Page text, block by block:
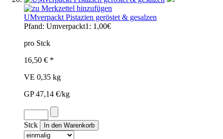
UMverpackt Pistazien geröstet & gesalzen
Pfand: Umverpackt1: 1,00€
pro Stck
16,50 € *
VE 0,35 kg
GP 47,14 €/kg
Stck